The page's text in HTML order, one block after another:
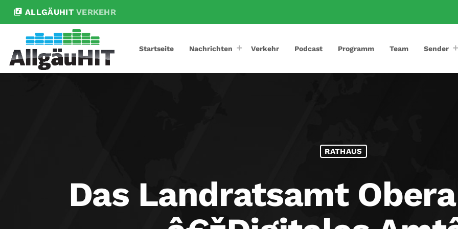
library_music ALLGÄUHIT VERKEHR
Startseite Nachrichten Verkehr Podcast Programm Team Sender
RATHAUS
Das Landratsamt